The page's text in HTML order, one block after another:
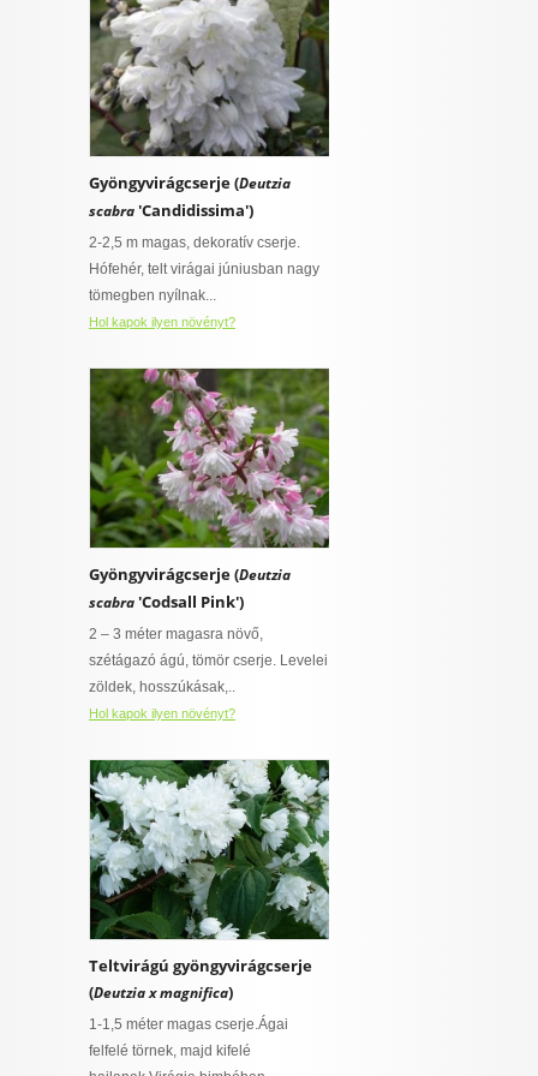
Gyöngyvirágcserje (Deutzia
scabra'Candidissima')
2-2,5 m magas, dekoratív cserje.
Hófehér, telt virágai júniusban nagy
tömegben nyílnak...
Hol kapok ilyen növényt?
Gyöngyvirágcserje (Deutzia
scabra'Codsall Pink')
2 – 3 méter magasra növő,
szétágazó ágú, tömör cserje. Levelei
zöldek, hosszúkásak,..
Hol kapok ilyen növényt?
Teltvirágú gyöngyvirágcserje
(Deutzia x magnifica)
1-1,5 méter magas cserje.Ágai
felfelé törnek, majd kifelé